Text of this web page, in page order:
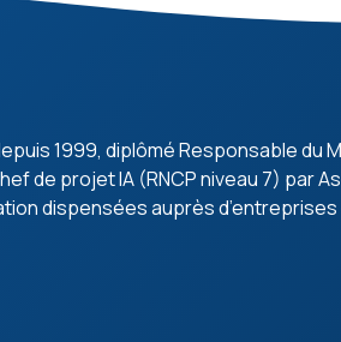
1999, diplômé Responsable du
de projet IA (RNCP niveau 7) par
dispensées auprès